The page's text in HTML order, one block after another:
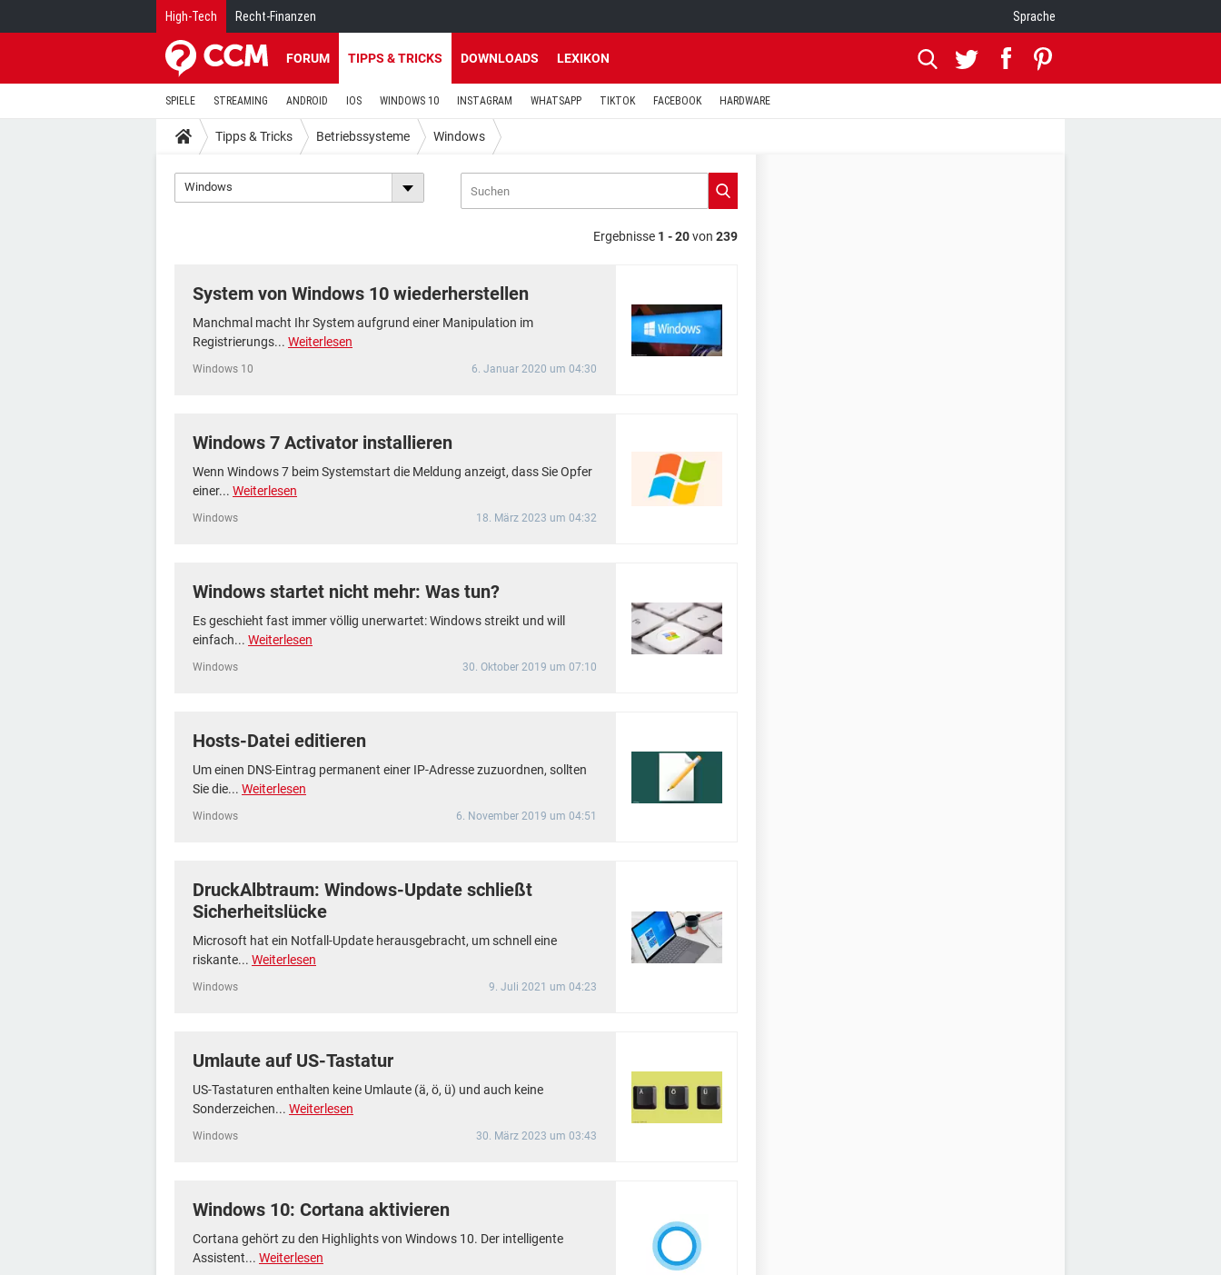
High-Tech Recht-Finanzen Sprache
FORUM TIPPS & TRICKS DOWNLOADS LEXIKON
SPIELE STREAMING ANDROID IOS WINDOWS 10 INSTAGRAM WHATSAPP TIKTOK FACEBOOK HARDWARE
Tipps & Tricks Betriebssysteme Windows
Windows
Ergebnisse 1 - 20von 239
System von Windows 10 wiederherstellen
Manchmal macht Ihr System aufgrund einer Manipulation im
Registrierungs... Weiterlesen
Windows 10 6. Januar 2020 um 04:30
Windows 7 Activator installieren
Wenn Windows 7 beim Systemstart die Meldung anzeigt, dass Sie Opfer
einer... Weiterlesen
Windows 18. März 2023 um 04:32
Windows startet nicht mehr: Was tun?
Es geschieht fast immer völlig unerwartet: Windows streikt und will
einfach... Weiterlesen
Windows 30. Oktober 2019 um 07:10
Hosts-Datei editieren
Um einen DNS-Eintrag permanent einer IP-Adresse zuzuordnen, sollten
Sie die... Weiterlesen
Windows 6. November 2019 um 04:51
DruckAlbtraum: Windows-Update schließt
Sicherheitslücke
Microsoft hat ein Notfall-Update herausgebracht, um schnell eine
riskante... Weiterlesen
Windows 9. Juli 2021 um 04:23
Umlaute auf US-Tastatur
US-Tastaturen enthalten keine Umlaute (ä, ö, ü) und auch keine
Sonderzeichen... Weiterlesen
Windows 30. März 2023 um 03:43
Windows 10: Cortana aktivieren
Cortana gehört zu den Highlights von Windows 10. Der intelligente
Assistent... Weiterlesen